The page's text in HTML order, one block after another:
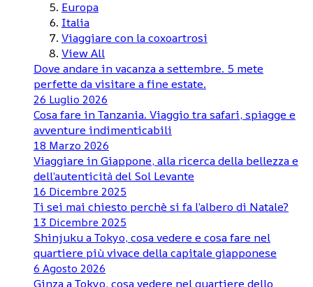
Europa
Italia
Viaggiare con la coxoartrosi
View All
Dove andare in vacanza a settembre. 5 mete
perfette da visitare a fine estate.
26 Luglio 2026
Cosa fare in Tanzania. Viaggio tra safari, spiagge e
avventure indimenticabili
18 Marzo 2026
Viaggiare in Giappone, alla ricerca della bellezza e
dell’autenticità del Sol Levante
16 Dicembre 2025
Ti sei mai chiesto perchè si fa l’albero di Natale?
13 Dicembre 2025
Shinjuku a Tokyo, cosa vedere e cosa fare nel
quartiere più vivace della capitale giapponese
6 Agosto 2026
Ginza a Tokyo, cosa vedere nel quartiere dello